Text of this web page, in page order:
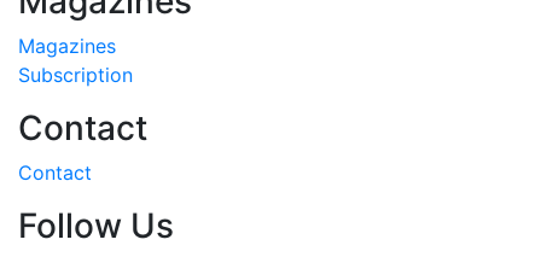
Magazines
Subscription
Contact
Contact
Follow Us